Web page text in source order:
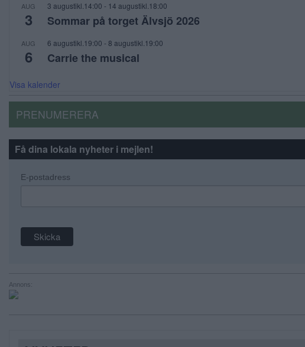
AUG
3
3 augustikl.14:00 - 14 augustikl.18:00
Sommar på torget Älvsjö 2026
AUG
6
6 augustikl.19:00 - 8 augustikl.19:00
Carrie the musical
Visa kalender
PRENUMERERA
Få dina lokala nyheter i mejlen!
E-postadress
Annons: